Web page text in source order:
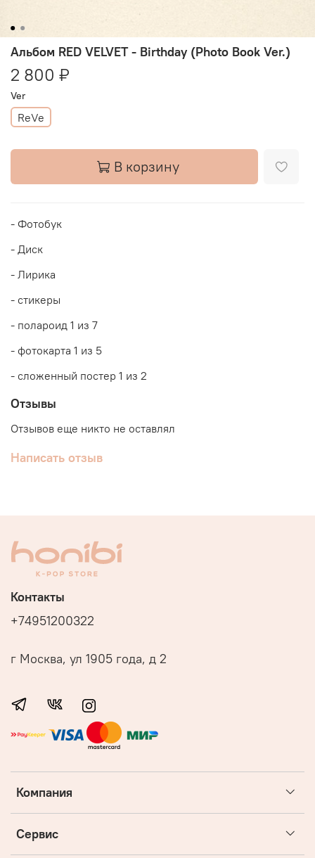
Альбом RED VELVET - Birthday (Photo Book Ver.)
2 800 ₽
Ver
ReVe
В корзину
- Фотобук
- Диск
- Лирика
- стикеры
- полароид 1 из 7
- фотокарта 1 из 5
- сложенный постер 1 из 2
Отзывы
Отзывов еще никто не оставлял
Написать отзыв
Компания
Сервис
Контакты
+74951200322
г Москва, ул 1905 года, д 2